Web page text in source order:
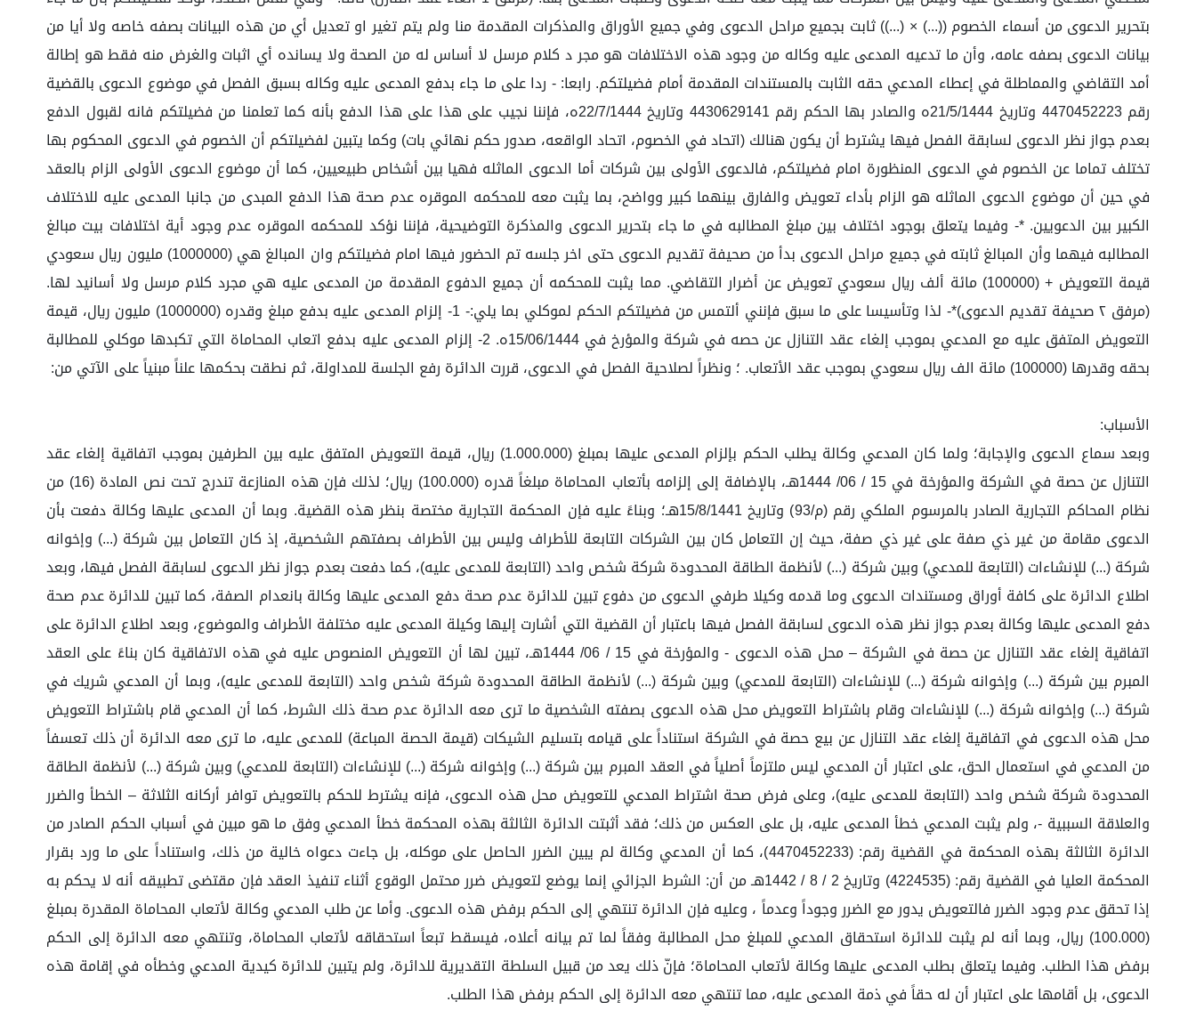
بتحرير الدعوى من أسماء الخصوم ((...) × (...)) ثابت بجميع مراحل الدعوى وفي جميع الأوراق والمذكرات المقدمة منا ولم يتم تغير او تعديل أي من هذه البيانات بصفه خاصه ولا أيا من
بيانات الدعوى بصفه عامه، وأن ما تدعيه المدعى عليه وكاله من وجود هذه الاختلافات هو مجر د كلام مرسل لا أساس له من الصحة ولا يسانده أي اثبات والغرض منه فقط هو إطالة
أمد التقاضي والمماطلة في إعطاء المدعي حقه الثابت بالمستندات المقدمة أمام فضيلتكم. رابعا: - ردا على ما جاء بدفع المدعى عليه وكاله بسبق الفصل في موضوع الدعوى بالقضية
رقم 4470452223 وتاريخ 21/5/1444ه والصادر بها الحكم رقم 4430629141 وتاريخ 22/7/1444ه، فإننا نجيب على هذا على هذا الدفع بأنه كما تعلمنا من فضيلتكم فانه لقبول الدفع
بعدم جواز نظر الدعوى لسابقة الفصل فيها يشترط أن يكون هنالك (اتحاد في الخصوم، اتحاد الواقعه، صدور حكم نهائي بات) وكما يتبين لفضيلتكم أن الخصوم في الدعوى المحكوم بها
تختلف تماما عن الخصوم في الدعوى المنظورة امام فضيلتكم، فالدعوى الأولى بين شركات أما الدعوى الماثله فهيا بين أشخاص طبيعيين، كما أن موضوع الدعوى الأولى الزام بالعقد
في حين أن موضوع الدعوى الماثله هو الزام بأداء تعويض والفارق بينهما كبير وواضح، بما يثبت معه للمحكمه الموقره عدم صحة هذا الدفع المبدى من جانبا المدعى عليه للاختلاف
الكبير بين الدعويين. *- وفيما يتعلق بوجود اختلاف بين مبلغ المطالبه في ما جاء بتحرير الدعوى والمذكرة التوضيحية، فإننا نؤكد للمحكمه الموقره عدم وجود أية اختلافات بيت مبالغ
المطالبه فيهما وأن المبالغ ثابته في جميع مراحل الدعوى بدأ من صحيفة تقديم الدعوى حتى اخر جلسه تم الحضور فيها امام فضيلتكم وان المبالغ هي (1000000) مليون ريال سعودي
قيمة التعويض + (100000) مائة ألف ريال سعودي تعويض عن أضرار التقاضي. مما يثبت للمحكمه أن جميع الدفوع المقدمة من المدعى عليه هي مجرد كلام مرسل ولا أسانيد لها.
(مرفق ٢ صحيفة تقديم الدعوى)*- لذا وتأسيسا على ما سبق فإنني ألتمس من فضيلتكم الحكم لموكلي بما يلي:- 1- إلزام المدعى عليه بدفع مبلغ وقدره (1000000) مليون ريال، قيمة
التعويض المتفق عليه مع المدعي بموجب إلغاء عقد التنازل عن حصه في شركة والمؤرخ في 15/06/1444ه. 2- إلزام المدعى عليه بدفع اتعاب المحاماة التي تكبدها موكلي للمطالبة
بحقه وقدرها (100000) مائة الف ريال سعودي بموجب عقد الأتعاب. ؛ ونظراً لصلاحية الفصل في الدعوى، قررت الدائرة رفع الجلسة للمداولة، ثم نطقت بحكمها علناً مبنياً على الآتي من:
الأسباب:
وبعد سماع الدعوى والإجابة؛ ولما كان المدعي وكالة يطلب الحكم بإلزام المدعى عليها بمبلغ (1.000.000) ريال، قيمة التعويض المتفق عليه بين الطرفين بموجب اتفاقية إلغاء عقد
التنازل عن حصة في الشركة والمؤرخة في 15 / 06/ 1444هـ، بالإضافة إلى إلزامه بأتعاب المحاماة مبلغاً قدره (100.000) ريال؛ لذلك فإن هذه المنازعة تندرج تحت نص المادة (16) من
نظام المحاكم التجارية الصادر بالمرسوم الملكي رقم (م/93) وتاريخ 15/8/1441هـ؛ وبناءً عليه فإن المحكمة التجارية مختصة بنظر هذه القضية. وبما أن المدعى عليها وكالة دفعت بأن
الدعوى مقامة من غير ذي صفة على غير ذي صفة، حيث إن التعامل كان بين الشركات التابعة للأطراف وليس بين الأطراف بصفتهم الشخصية، إذ كان التعامل بين شركة (...) وإخوانه
شركة (...) للإنشاءات (التابعة للمدعي) وبين شركة (...) لأنظمة الطاقة المحدودة شركة شخص واحد (التابعة للمدعى عليه)، كما دفعت بعدم جواز نظر الدعوى لسابقة الفصل فيها، وبعد
اطلاع الدائرة على كافة أوراق ومستندات الدعوى وما قدمه وكيلا طرفي الدعوى من دفوع تبين للدائرة عدم صحة دفع المدعى عليها وكالة بانعدام الصفة، كما تبين للدائرة عدم صحة
دفع المدعى عليها وكالة بعدم جواز نظر هذه الدعوى لسابقة الفصل فيها باعتبار أن القضية التي أشارت إليها وكيلة المدعى عليه مختلفة الأطراف والموضوع، وبعد اطلاع الدائرة على
اتفاقية إلغاء عقد التنازل عن حصة في الشركة – محل هذه الدعوى - والمؤرخة في 15 / 06/ 1444هـ، تبين لها أن التعويض المنصوص عليه في هذه الاتفاقية كان بناءً على العقد
المبرم بين شركة (...) وإخوانه شركة (...) للإنشاءات (التابعة للمدعي) وبين شركة (...) لأنظمة الطاقة المحدودة شركة شخص واحد (التابعة للمدعى عليه)، وبما أن المدعي شريك في
شركة (...) وإخوانه شركة (...) للإنشاءات وقام باشتراط التعويض محل هذه الدعوى بصفته الشخصية ما ترى معه الدائرة عدم صحة ذلك الشرط، كما أن المدعي قام باشتراط التعويض
محل هذه الدعوى في اتفاقية إلغاء عقد التنازل عن بيع حصة في الشركة استناداً على قيامه بتسليم الشيكات (قيمة الحصة المباعة) للمدعى عليه، ما ترى معه الدائرة أن ذلك تعسفاً
من المدعي في استعمال الحق، على اعتبار أن المدعي ليس ملتزماً أصلياً في العقد المبرم بين شركة (...) وإخوانه شركة (...) للإنشاءات (التابعة للمدعي) وبين شركة (...) لأنظمة الطاقة
المحدودة شركة شخص واحد (التابعة للمدعى عليه)، وعلى فرض صحة اشتراط المدعي للتعويض محل هذه الدعوى، فإنه يشترط للحكم بالتعويض توافر أركانه الثلاثة – الخطأ والضرر
والعلاقة السببية -، ولم يثبت المدعي خطأ المدعى عليه، بل على العكس من ذلك؛ فقد أثبتت الدائرة الثالثة بهذه المحكمة خطأ المدعي وفق ما هو مبين في أسباب الحكم الصادر من
الدائرة الثالثة بهذه المحكمة في القضية رقم: (4470452233)، كما أن المدعي وكالة لم يبين الضرر الحاصل على موكله، بل جاءت دعواه خالية من ذلك، واستناداً على ما ورد بقرار
المحكمة العليا في القضية رقم: (4224535) وتاريخ 2 / 8 / 1442هـ من أن: الشرط الجزائي إنما يوضع لتعويض ضرر محتمل الوقوع أثناء تنفيذ العقد فإن مقتضى تطبيقه أنه لا يحكم به
إذا تحقق عدم وجود الضرر فالتعويض يدور مع الضرر وجوداً وعدماً ، وعليه فإن الدائرة تنتهي إلى الحكم برفض هذه الدعوى. وأما عن طلب المدعي وكالة لأتعاب المحاماة المقدرة بمبلغ
(100.000) ريال، وبما أنه لم يثبت للدائرة استحقاق المدعي للمبلغ محل المطالبة وفقاً لما تم بيانه أعلاه، فيسقط تبعاً استحقاقه لأتعاب المحاماة، وتنتهي معه الدائرة إلى الحكم
برفض هذا الطلب. وفيما يتعلق بطلب المدعى عليها وكالة لأتعاب المحاماة؛ فإنّ ذلك يعد من قبيل السلطة التقديرية للدائرة، ولم يتبين للدائرة كيدية المدعي وخطأه في إقامة هذه
الدعوى، بل أقامها على اعتبار أن له حقاً في ذمة المدعى عليه، مما تنتهي معه الدائرة إلى الحكم برفض هذا الطلب.